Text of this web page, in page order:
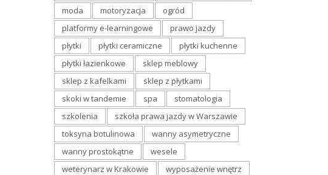
moda
motoryzacja
ogród
platformy e-learningowe
prawo jazdy
płytki
płytki ceramiczne
płytki kuchenne
płytki łazienkowe
sklep meblowy
sklep z kafelkami
sklep z płytkami
skoki w tandemie
spa
stomatologia
szkolenia
szkoła prawa jazdy w Warszawie
toksyna botulinowa
wanny asymetryczne
wanny prostokątne
wesele
weterynarz w Krakowie
wyposażenie wnętrz